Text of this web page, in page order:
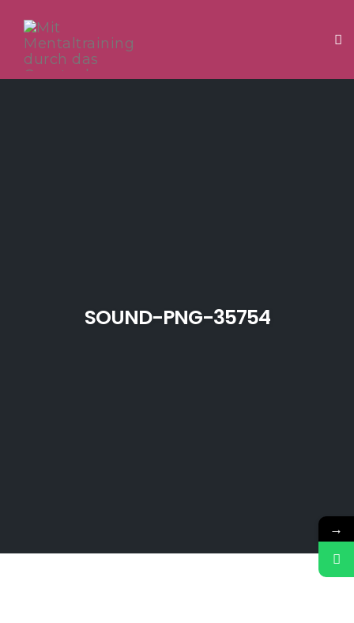
SOUND-PNG-35754
→